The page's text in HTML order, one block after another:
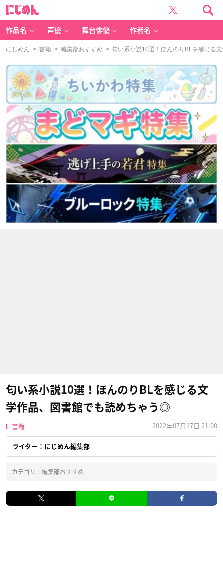
作品名 声優 舞台俳優 作者名
にじめん > 書籍 > 編集部おすすめ > 匂い系小説10選！ほんのりBLを感じる
匂い系小説10選！ほんのりBLを感じる文
学作品、図書館でも読めちゃう◎
書籍 2022年07月17日 21:00
ライター：にじめん編集部
カテゴリ : 編集部おすすめ